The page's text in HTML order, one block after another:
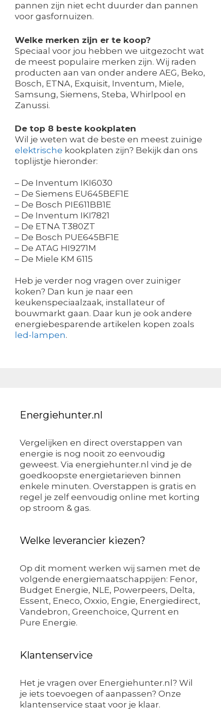
pannen zijn niet echt duurder dan pannen
voor gasfornuizen.
Welke merken zijn er te koop?
Speciaal voor jou hebben we uitgezocht wat
de meest populaire merken zijn. Wij raden
producten aan van onder andere AEG, Beko,
Bosch, ETNA, Exquisit, Inventum, Miele,
Samsung, Siemens, Steba, Whirlpool en
Zanussi.
De top 8 beste kookplaten
Wil je weten wat de beste en meest zuinige
elektrische kookplaten zijn? Bekijk dan ons
toplijstje hieronder:
– De Inventum IKI6030
– De Siemens EU645BEF1E
– De Bosch PIE611BB1E
– De Inventum IKI7821
– De ETNA T380ZT
– De Bosch PUE645BF1E
– De ATAG HI9271M
– De Miele KM 6115
Heb je verder nog vragen over zuiniger
koken? Dan kun je naar een
keukenspeciaalzaak, installateur of
bouwmarkt gaan. Daar kun je ook andere
energiebesparende artikelen kopen zoals
led-lampen.
Energiehunter.nl
Vergelijken en direct overstappen van
energie is nog nooit zo eenvoudig
geweest. Via energiehunter.nl vind je de
goedkoopste energietarieven binnen
enkele minuten. Overstappen is gratis en
regel je zelf eenvoudig online met korting
op stroom & gas.
Welke leverancier kiezen?
Op dit moment werken wij samen met de
volgende energiemaatschappijen: Fenor,
Budget Energie, NLE, Powerpeers, Delta,
Essent, Eneco, Oxxio, Engie, Energiedirect,
Vandebron, Greenchoice, Qurrent en
Pure Energie.
Klantenservice
Het je vragen over Energiehunter.nl? Wil
je iets toevoegen of aanpassen? Onze
klantenservice staat voor je klaar.